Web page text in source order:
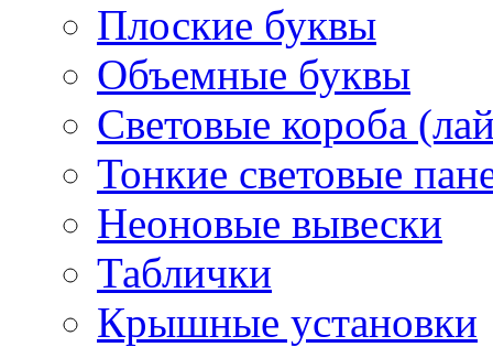
Плоские буквы
Объемные буквы
Световые короба
Тонкие световые
Неоновые вывески
Таблички
Крышные установки